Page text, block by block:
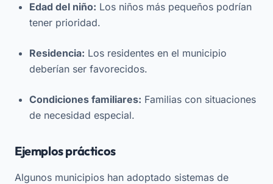
Edad del niño: Los niños más pequeños podrían
tener prioridad.
Residencia: Los residentes en el municipio
deberían ser favorecidos.
Condiciones familiares: Familias con situaciones
de necesidad especial.
Ejemplos prácticos
Algunos municipios han adoptado sistemas de